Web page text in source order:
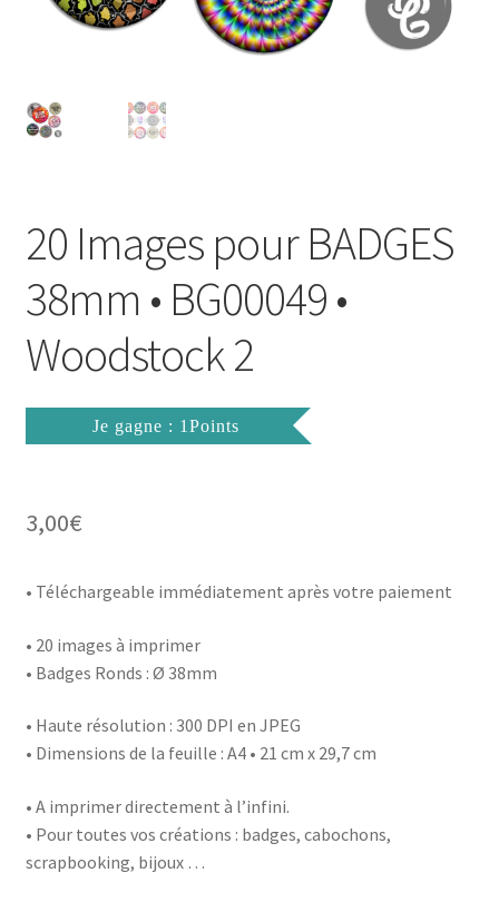
Mon compte
Politique de Confidentialité
Validation de la commande
20 Images pour BADGES
38mm • BG00049 •
Woodstock 2
Je gagne : 1Points
3,00€
• Téléchargeable immédiatement après votre paiement
• 20 images à imprimer
• Badges Ronds : Ø 38mm
• Haute résolution : 300 DPI en JPEG
• Dimensions de la feuille : A4 • 21 cm x 29,7 cm
• A imprimer directement à l’infini.
• Pour toutes vos créations : badges, cabochons,
scrapbooking, bijoux …